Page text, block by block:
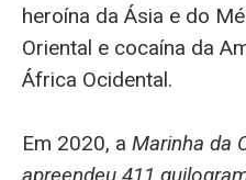
heroína da Ásia e do
Oriental e cocaína da
África Ocidental.
Em 2020, a Marinha da